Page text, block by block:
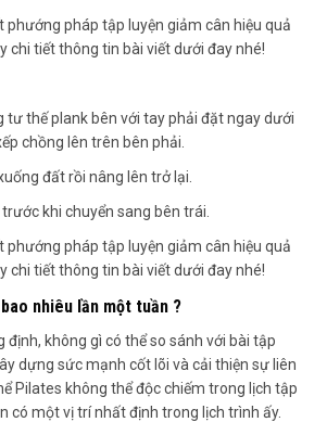
tư thế plank bên với tay phải đặt ngay dưới
chồng lên trên bên phải.
đất rồi nâng lên trở lại.
khi chuyển sang bên trái.
nhiêu lần một tuần ?
định, không gì có thể so sánh với bài tập
dựng sức mạnh cốt lõi và cải thiện sự liên
Pilates không thể độc chiếm trong lịch tập
có một vị trí nhất định trong lịch trình ấy.